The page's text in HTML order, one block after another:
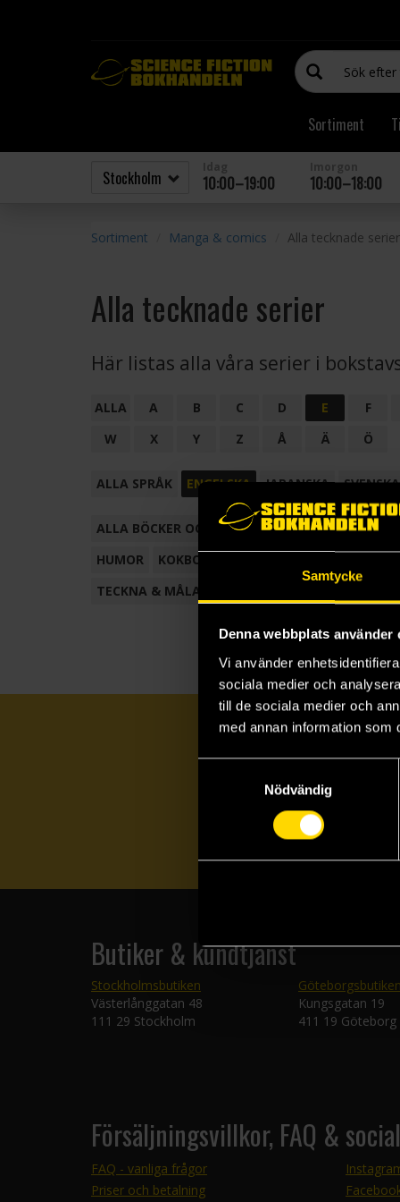
Samtycke
Denna webbplats använder
Vi använder
sociala medier och
till de sociala medier och
med annan information som
Nödvändig
Sortiment
10:00–19:00 10:00–18:00
Sortiment Manga & comics Alla tecknade serier
Alla tecknade serier
Här listas alla våra serier i
ALLA A B C D E F
W
X Y Z Å Ä Ö
ALLA SPRÅK ENGELSKA JAPANSKA SVENSKA
ALLA BÖCKER OCH TECKNADE SERIER
HUMOR
KOKBOK
TECKNA & MÅLA
Butiker & kundtjänst
Stockholmsbutiken
Västerlånggatan 48
111 29 Stockholm
Göteborgsbutiken
Kungsgatan 19
411 19 Göteborg
Försäljningsvillkor, FAQ &
FAQ - vanliga frågor
Priser och betalning